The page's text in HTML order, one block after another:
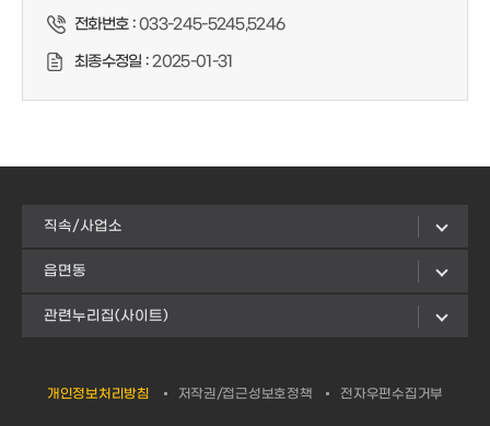
전화번호 :033-245-5245,5246
최종수정일 :2025-01-31
직속/사업소
읍면동
관련누리집(사이트)
개인정보처리방침 저작권/접근성보호정책 전자우편수집거부